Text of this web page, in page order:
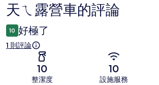
評
論
天ㄟ露營車的評論
10 好極了
1 則評論
10
整潔度
10
設施服務